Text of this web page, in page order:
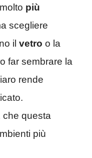
più
scegliere
il vetro o la
far sembrare la
rende
che questa
più